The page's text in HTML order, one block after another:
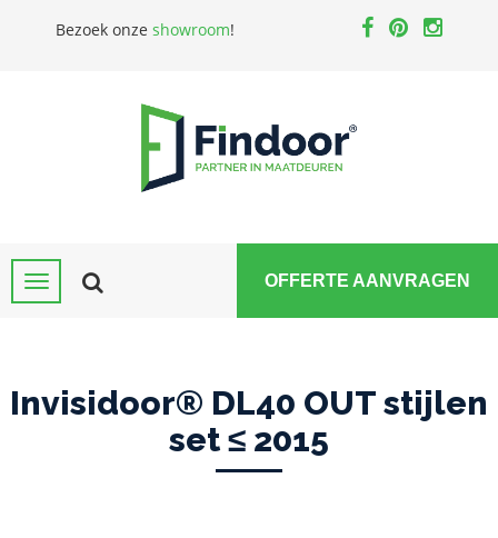
Bezoek onze showroom!
OFFERTE AANVRAGEN
Invisidoor® DL40 OUT stijlen
set ≤ 2015